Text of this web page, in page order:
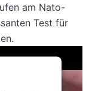
am Nato-
Test für